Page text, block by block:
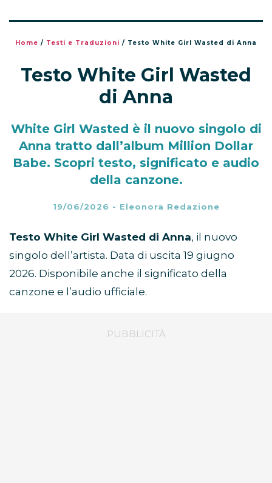
Home / Testi e Traduzioni / Testo White Girl Wasted di Anna
Testo White Girl Wasted
di Anna
White Girl Wasted è il nuovo singolo di
Anna tratto dall’album Million Dollar
Babe. Scopri testo, significato e audio
della canzone.
19/06/2026 - Eleonora Redazione
Testo White Girl Wasted di Anna, il nuovo
singolo dell’artista. Data di uscita 19 giugno
2026. Disponibile anche il significato della
canzone e l’audio ufficiale.